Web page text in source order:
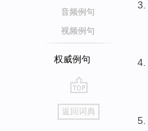
音频例句
视频例句
权威例句
go
top
返回词典